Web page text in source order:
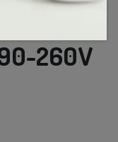
260V